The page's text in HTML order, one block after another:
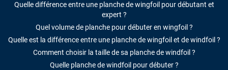
Quelle différence entre une planche de wingfoil pour débutant et
expert ?
Quel volume de planche pour débuter en wingfoil ?
Quelle est la différence entre une planche de wingfoil et de windfoil ?
Comment choisir la taille de sa planche de windfoil ?
Quelle planche de windfoil pour débuter ?